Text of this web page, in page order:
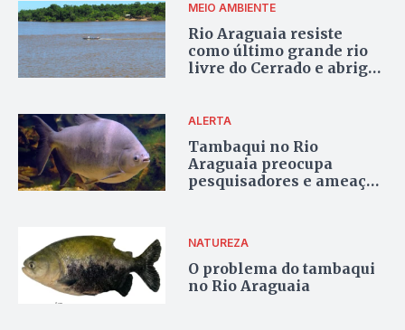
MEIO AMBIENTE
Rio Araguaia resiste
como último grande rio
livre do Cerrado e abriga
espécies)
ALERTA
Tambaqui no Rio
Araguaia preocupa
pesquisadores e ameaça
NATUREZA
O problema do tambaqui
no Rio Araguaia